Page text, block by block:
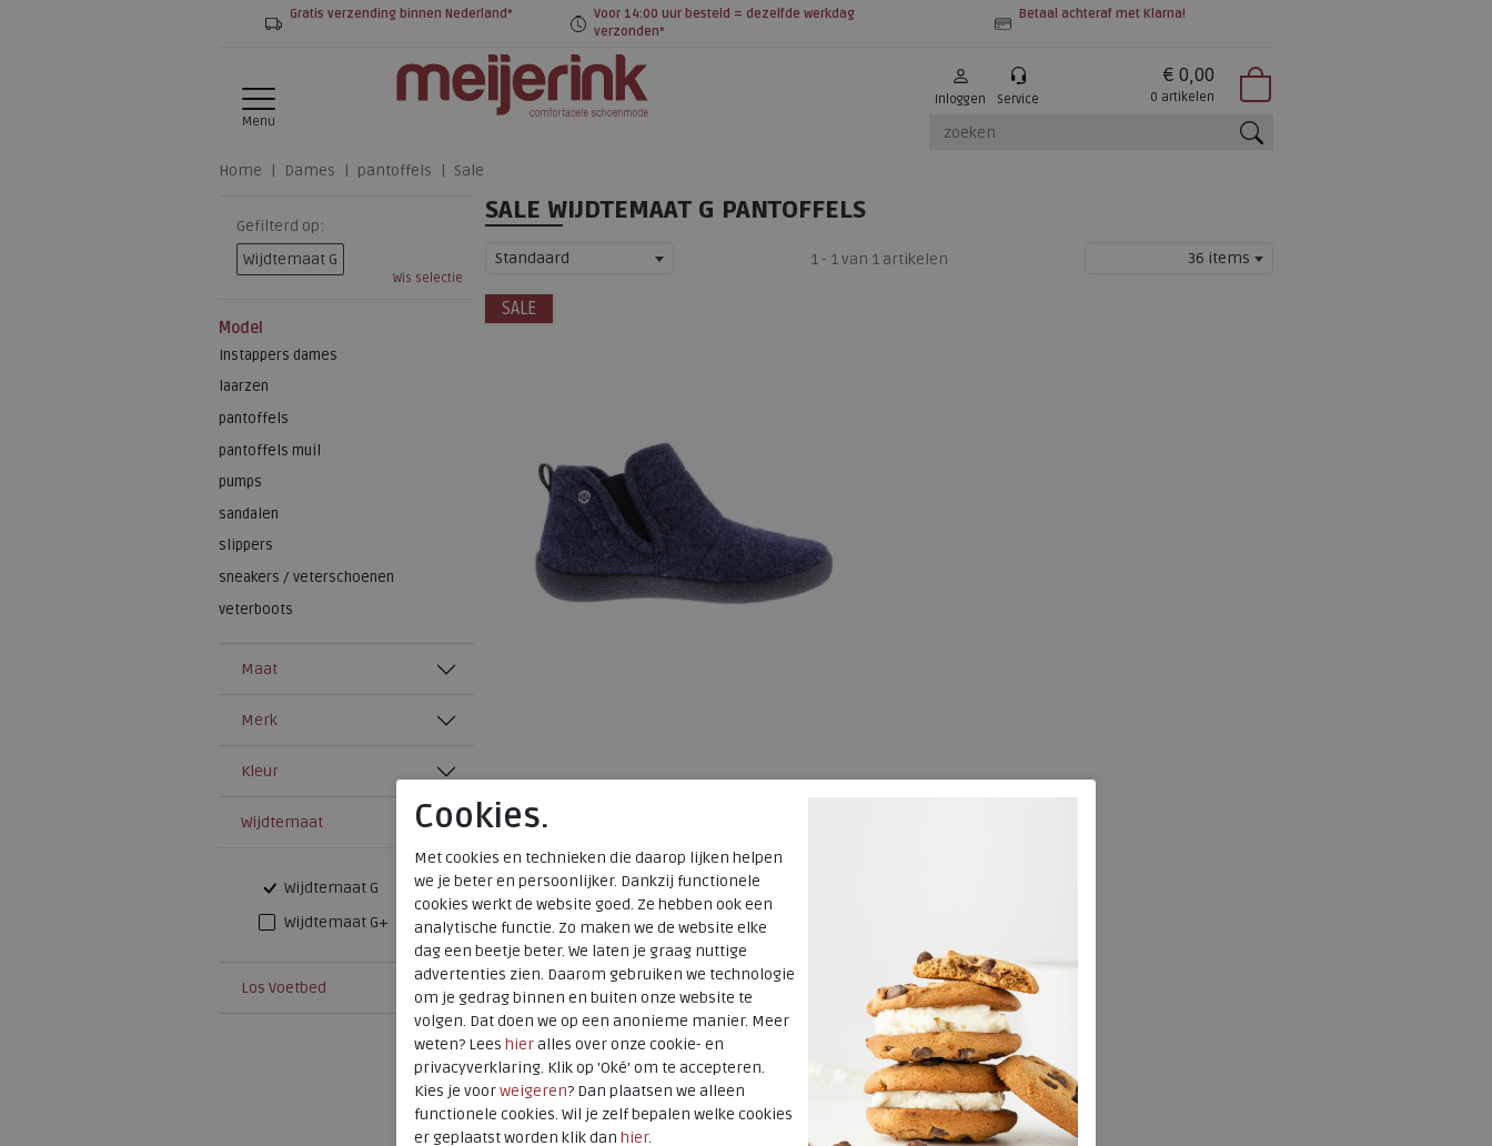
Gratis verzending binnen Nederland*
Voor 14:00 uur besteld = dezelfde werkdag
verzonden*
Betaal achteraf met Klarna!
Menu
Inloggen Service
€ 0,00
0 artikelen
Home Dames pantoffels Sale
Gefilterd op:
Wijdtemaat G
Wis selectie
Model
Instappers dames
laarzen
pantoffels
pantoffels muil
pumps
sandalen
slippers
sneakers / veterschoenen
veterboots
Maat
Merk
Kleur
Wijdtemaat
Wijdtemaat G
Wijdtemaat G+
Los Voetbed
SALE WIJDTEMAAT G PANTOFFELS
Standaard 1 - 1 van 1 artikelen 36 items
SALE
wijdte Wijdtemaat G
€ 69,95
€ 34,98
Beschikbare maten
36
Cookies.
Met cookies en technieken die daarop lijken helpen
we je beter en persoonlijker. Dankzij functionele
cookies werkt de website goed. Ze hebben ook een
analytische functie. Zo maken we de website elke
dag een beetje beter. We laten je graag nuttige
advertenties zien. Daarom gebruiken we technologie
om je gedrag binnen en buiten onze website te
volgen. Dat doen we op een anonieme manier. Meer
weten? Lees hieralles over onze cookie- en
privacyverklaring. Klik op 'Oké' om te accepteren.
Kies je voorweigeren? Dan plaatsen we alleen
functionele cookies. Wil je zelf bepalen welke cookies
er geplaatst worden klik dan hier.